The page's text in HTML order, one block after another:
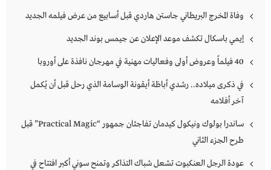
وفاة المخرج البريطاني جاستن هاردي قبل أسابيع من عرض فيلمه الجديد
إيمي باسكال تكشف موعد الإعلان عن جيمس بوند الجديد
40 فيلماً وعروض أولى وفعاليات مهنية في مهرجان نافذة على أوروبا
في ذكرى ميلاده.. رشدي أباظة أيقونة الوسامة الذي رحل قبل أن يُكمل
آخر أفلامه
ساندرا بولوك ونيكول كيدمان تفاجئان جمهور “Practical Magic” قبل
طرح الجزء الثاني
عودة الرجل العنكبوت تشعل شباك التذاكر وتمنح سوني أكبر افتتاح في